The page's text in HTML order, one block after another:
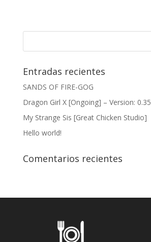
Entradas recientes
SANDS OF FIRE-GOG
Dragon Girl X [Ongoing] – Version: 0.35
My Strange Sis [Great Chicken Studio]
Hello world!
Comentarios recientes